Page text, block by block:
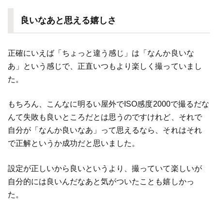
良いなあと思える嬉しさ
正確にいえば「ちょっと違う感じ」は「なんか良いな
あ」という感じで、正直いつもより楽しく撮っていまし
た。
もちろん、こんなに明るい屋外でISO感度2000で撮るだな
んて失敗も良いところだとは思うのですけれど、それで
自分が「なんか良いなあ」って思えるなら、それはそれ
で正解というか成功だと思いました。
設定が正しいから良いというより、撮っていて楽しいが
自分的には良いんだなあと気がついたことも嬉しかっ
た。